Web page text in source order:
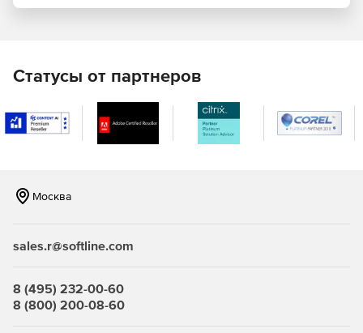
Статусы от партнеров
Москва
sales.r@softline.com
8 (495) 232-00-60
8 (800) 200-08-60